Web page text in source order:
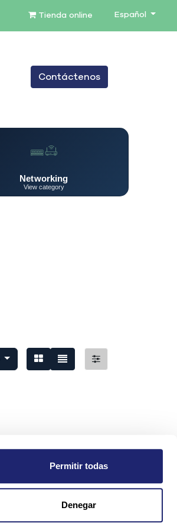
Permitir todas
Denegar
Tienda online Español
BLOG
Contáctenos
Networking
View category